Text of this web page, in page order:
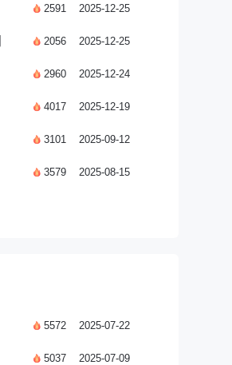
2591 2025-12-25
2056 2025-12-25
2960 2025-12-24
4017 2025-12-19
3101 2025-09-12
3579 2025-08-15
5572 2025-07-22
5037 2025-07-09